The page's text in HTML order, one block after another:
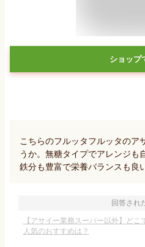
ショップ
こちらのフルッタフルッタのア
うか。無糖タイプでアレンジも
鉄分も豊富で栄養バランスも良
回答され
【アサイー業務スーパー以外】ど
人気のおすすめは？